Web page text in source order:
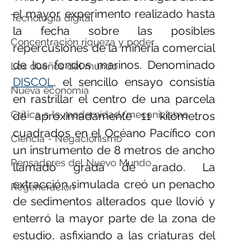
Tecnología digital
Concentración riqueza y poder
Los dueños del mundo
Nueva economía
Crítica a la modernidad/mecanicismo
Ciencia - Negacionismo
Pensadores del Nuevo Mundo
Regeneración
el mayor experimento realizado hasta
la fecha sobre las posibles
repercusiones de la minería comercial
DISCOL, el sencillo ensayo consistía
en rastrillar el centro de una parcela
de aproximadamente 11 kilómetros
cuadrados en el Océano Pacífico con
un instrumento de 8 metros de ancho
llamado grada de arado. La
extracción simulada creó un penacho
de sedimentos alterados que llovió y
enterró la mayor parte de la zona de
estudio, asfixiando a las criaturas del